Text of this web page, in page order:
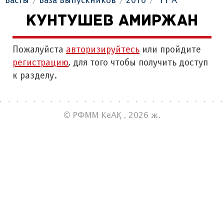
КУНТУШЕВ АМИРЖАН
Пожалуйста авторизируйтесь или пройдите
регистрацию, для того чтобы получить доступ
к разделу.
© РФММ КеАҚ , 2026 ж.